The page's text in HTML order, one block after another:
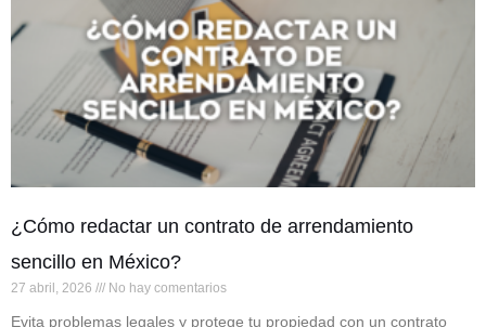
¿Cómo redactar un contrato de arrendamiento
sencillo en México?
27 abril, 2026 No hay comentarios
Evita problemas legales y protege tu propiedad con un contrato